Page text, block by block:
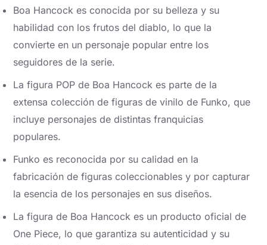
Boa Hancock es conocida por su belleza y su
habilidad con los frutos del diablo, lo que la
convierte en un personaje popular entre los
seguidores de la serie.
La figura POP de Boa Hancock es parte de la
extensa colección de figuras de vinilo de Funko, que
incluye personajes de distintas franquicias
populares.
Funko es reconocida por su calidad en la
fabricación de figuras coleccionables y por capturar
la esencia de los personajes en sus diseños.
La figura de Boa Hancock es un producto oficial de
One Piece, lo que garantiza su autenticidad y su